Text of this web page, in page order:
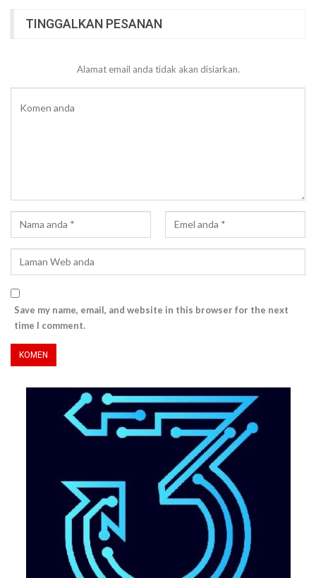
TINGGALKAN PESANAN
Alamat email anda tidak akan disiarkan.
Save my name, email, and website in this browser for the next
time I comment.